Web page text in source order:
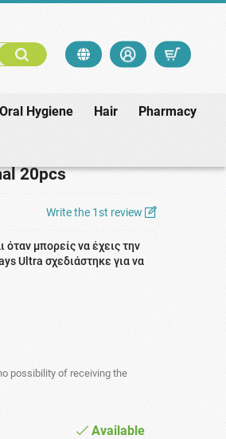
Oral Hygiene Hair Pharmacy
20pcs
Write the 1st review
όταν μπορείς να έχεις την
Ultra σχεδιάστηκε για να
possibility of receiving the
Available